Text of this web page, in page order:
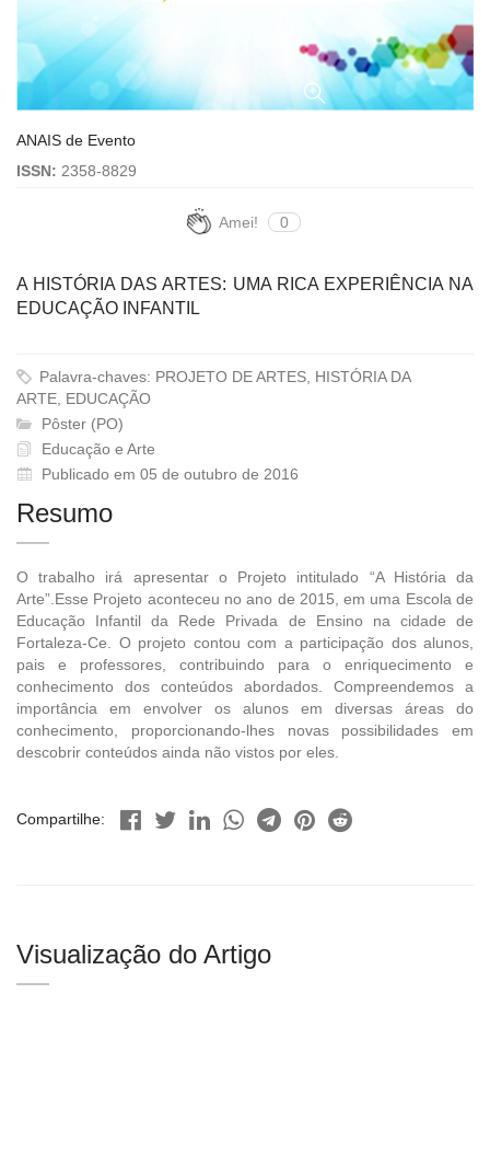
ANAIS de Evento
ISSN: 2358-8829
Amei! 0
A HISTÓRIA DAS ARTES: UMA RICA EXPERIÊNCIA NA
EDUCAÇÃO INFANTIL
Palavra-chaves: PROJETO DE ARTES, HISTÓRIA DA
ARTE, EDUCAÇÃO
Pôster (PO)
Educação e Arte
Publicado em 05 de outubro de 2016
Resumo
O trabalho irá apresentar o Projeto intitulado “A História da
Arte”.Esse Projeto aconteceu no ano de 2015, em uma Escola de
Educação Infantil da Rede Privada de Ensino na cidade de
Fortaleza-Ce. O projeto contou com a participação dos alunos,
pais e professores, contribuindo para o enriquecimento e
conhecimento dos conteúdos abordados. Compreendemos a
importância em envolver os alunos em diversas áreas do
conhecimento, proporcionando-lhes novas possibilidades em
descobrir conteúdos ainda não vistos por eles.
Compartilhe:
Visualização do Artigo